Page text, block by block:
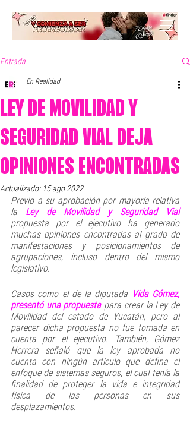
Entrada
LEY DE MOVILIDAD Y
SEGURIDAD VIAL DEJA
OPINIONES ENCONTRADAS
En Realidad
Actualizado: 15 ago 2022
Previo a su aprobación por mayoría relativa
la Ley de Movilidad y Seguridad Vial
propuesta por el ejecutivo ha generado
muchas opiniones encontradas al grado de
manifestaciones y posicionamientos de
agrupaciones, incluso dentro del mismo
legislativo.
Casos como el de la diputada Vida Gómez,
presentó una propuesta para crear la Ley de
Movilidad del estado de Yucatán, pero al
parecer dicha propuesta no fue tomada en
cuenta por el ejecutivo. También, Gómez
Herrera señaló que la ley aprobada no
cuenta con ningún artículo que defina el
enfoque de sistemas seguros, el cual tenía la
finalidad de proteger la vida e integridad
física de las personas en sus
desplazamientos.